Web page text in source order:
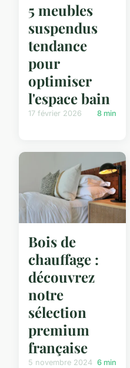
5 meubles
suspendus
tendance
pour
optimiser
l'espace bain
17 février 2026 8 min
Bois de
chauffage :
découvrez
notre
sélection
premium
française
5 novembre 2024 6 min